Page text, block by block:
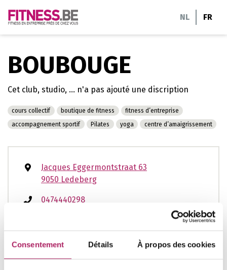
Consentement Détails À propos des cookies
NL FR
BOUBOUGE
Cet club, studio, ... n'a pas ajouté une discription
cours collectif boutique de fitness
fitness d’entreprise
accompagnement sportif
Pilates yoga centre d’amaigrissement
Jacques Eggermontstraat 63
9050 Ledeberg
0474440298
www.boubouge.be